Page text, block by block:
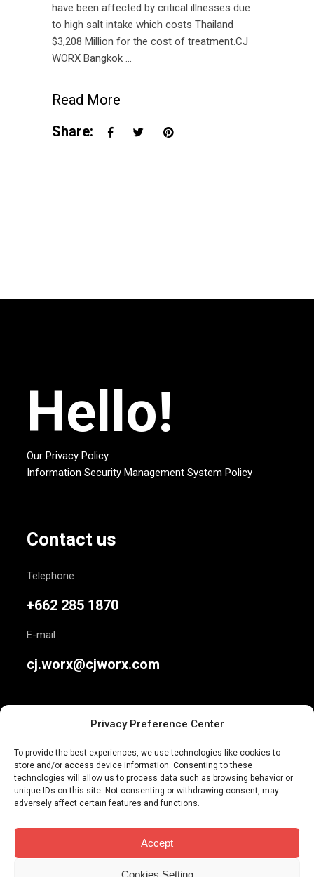
Privacy Preference Center
To provide the best experiences, we use technologies like cookies to
store and/or access device information. Consenting to these
technologies will allow us to process data such as browsing behavior or
unique IDs on this site. Not consenting or withdrawing consent, may
adversely affect certain features and functions.
Accept
Cookies Setting
have been affected by critical illnesses due
to high salt intake which costs Thailand
$3,208 Million for the cost of treatment.CJ
WORX Bangkok
Read More
Share:
Hello!
Our Privacy Policy
Information Security Management System Policy
Contact us
Telephone
+662 285 1870
E-mail
cj.worx@cjworx.com
We are Thailand’s most awarded independent
advertising agency. Join us today.